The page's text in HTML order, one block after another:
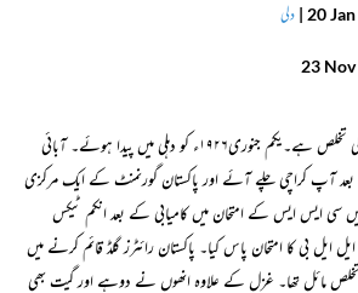
20
| دلی
23
مرزا جمیل الدین احمد نام اور عالی تخلص ہے۔یکم جنوری۱۹۲۶ء کو دہلی میں پیدا ہوئے۔ آبائی
آپ کراچی چلے آئے اور پاکستان گورنمنٹ کے ایک مرکزی
میں ملازم ہوگئے۔۱۹۵۱ء میں سی ایس ایس کے امتحان میں کامیابی کے بعد انکم ٹیکس
ہوئے۔۱۹۷۶ء میں ایل ایل بی کا امتحان پاس کیا۔ پاکستان رائٹرز گلڈ قائم کرنے میں
تخلص مائل تھا۔ غزل کے علاوہ انھوں نے دوہے اور گیت بھی